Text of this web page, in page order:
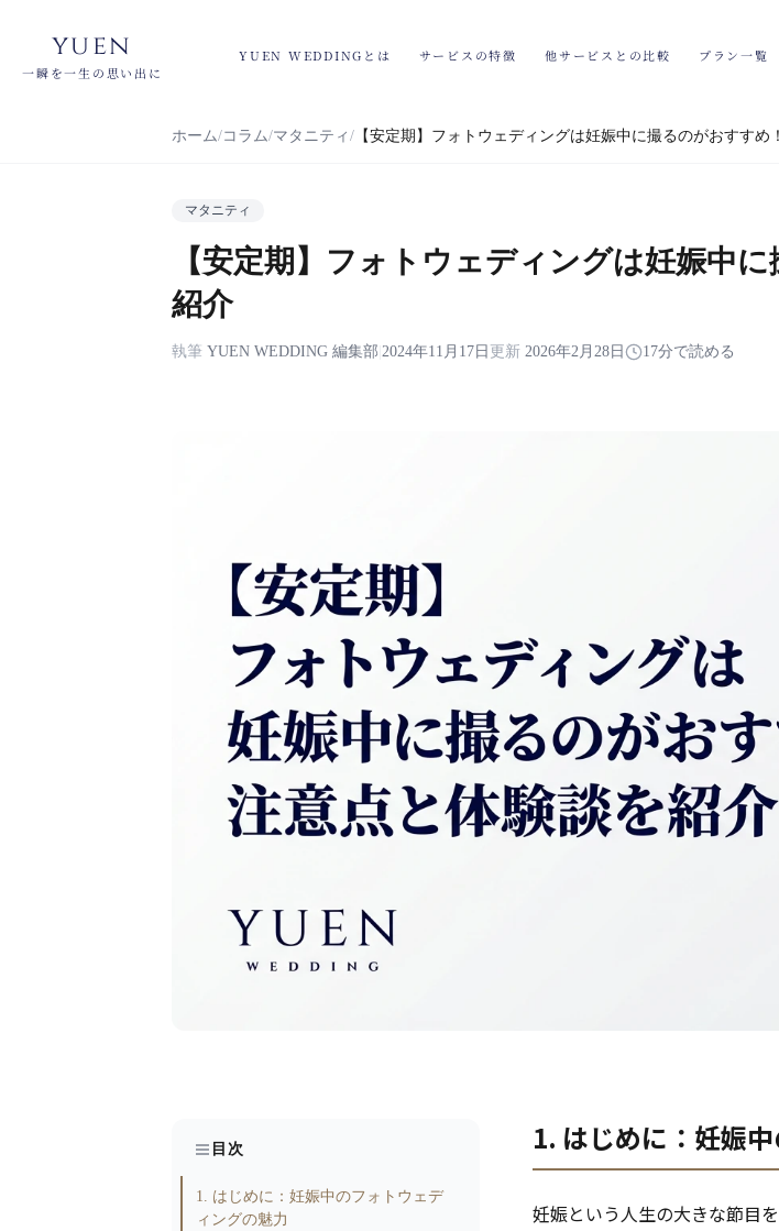
yuen
一瞬を一生の思い出に
YUEN WEDDINGとは サービスの特徴 他サービスとの比較 プラン一覧
ホーム コラム マタニティ 【安定期】フォトウェディングは妊娠中に撮るのがおすすめ
マタニティ
【安定期】フォトウェディングは妊娠中
紹介
執筆 YUEN WEDDING 編集部 2024年11月17日 更新 2026年2月28日 17分で読める
目次
1. はじめに：妊娠中のフォトウェデ
ィングの魅力
1. はじめに：妊娠
妊娠という人生の大きな節目